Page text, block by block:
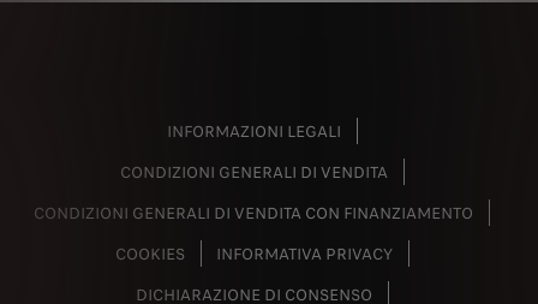
INFORMAZIONI LEGALI
CONDIZIONI GENERALI DI VENDITA
CONDIZIONI GENERALI DI VENDITA CON FINANZIAMENTO
COOKIES
INFORMATIVA PRIVACY
DICHIARAZIONE DI CONSENSO